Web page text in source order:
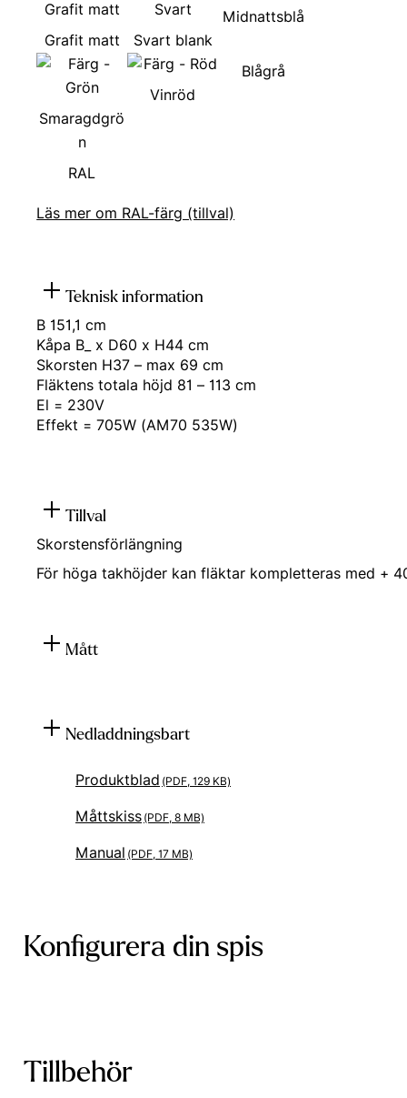
Grafit matt Svart blank
Midnattsblå
Smaragdgrö
n
Vinröd
Blågrå
RAL
Läs mer om RAL-färg (tillval)
Teknisk information
B 151,1 cm
Kåpa B_ x D60 x H44 cm
Skorsten H37 – max 69 cm
Fläktens totala höjd 81 – 113 cm
El = 230V
Effekt = 705W (AM70 535W)
Tillval
Skorstensförlängning
För höga takhöjder kan fläktar kompletteras med +
Mått
Nedladdningsbart
Produktblad (PDF, 129 KB)
Måttskiss(PDF, 8 MB)
Manual (PDF, 17 MB)
Konfigurera din spis
Tillbehör